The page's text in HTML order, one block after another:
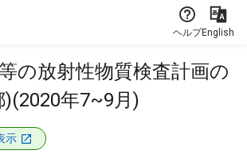
ヘルプEnglish
の放射性物質検査計画の
年7~9月)
示